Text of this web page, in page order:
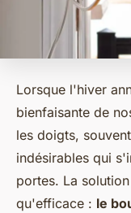
Lorsque l'hiver
bienfaisante de
les doigts,
indésirables qui
portes. La
qu'efficace : le